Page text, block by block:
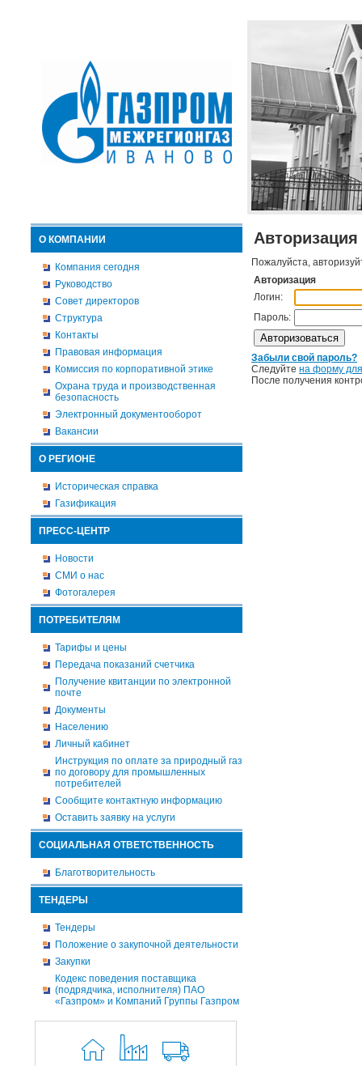
О КОМПАНИИ
Компания сегодня
Руководство
Совет директоров
Структура
Контакты
Правовая информация
Комиссия по корпоративной этике
Охрана труда и производственная
безопасность
Электронный документооборот
Вакансии
О РЕГИОНЕ
Историческая справка
Газификация
ПРЕСС-ЦЕНТР
Новости
СМИ о нас
Фотогалерея
ПОТРЕБИТЕЛЯМ
Тарифы и цены
Передача показаний счетчика
Получение квитанции по электронной
почте
Документы
Населению
Личный кабинет
Инструкция по оплате за природный газ
по договору для промышленных
потребителей
Сообщите контактную информацию
Оставить заявку на услуги
СОЦИАЛЬНАЯ ОТВЕТСТВЕННОСТЬ
Благотворительность
ТЕНДЕРЫ
Тендеры
Положение о закупочной деятельности
Закупки
Кодекс поведения поставщика
(подрядчика, исполнителя) ПАО
«Газпром» и Компаний Группы Газпром
Авторизация
Пожалуйста,
Авторизация
Логин:
Пароль:
Забыли свой пароль?
Следуйте на форму
После получения